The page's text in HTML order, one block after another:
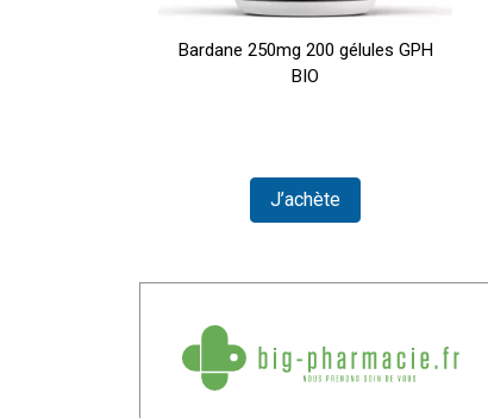
Bardane 250mg 200 gélules GPH
BIO
J’achète